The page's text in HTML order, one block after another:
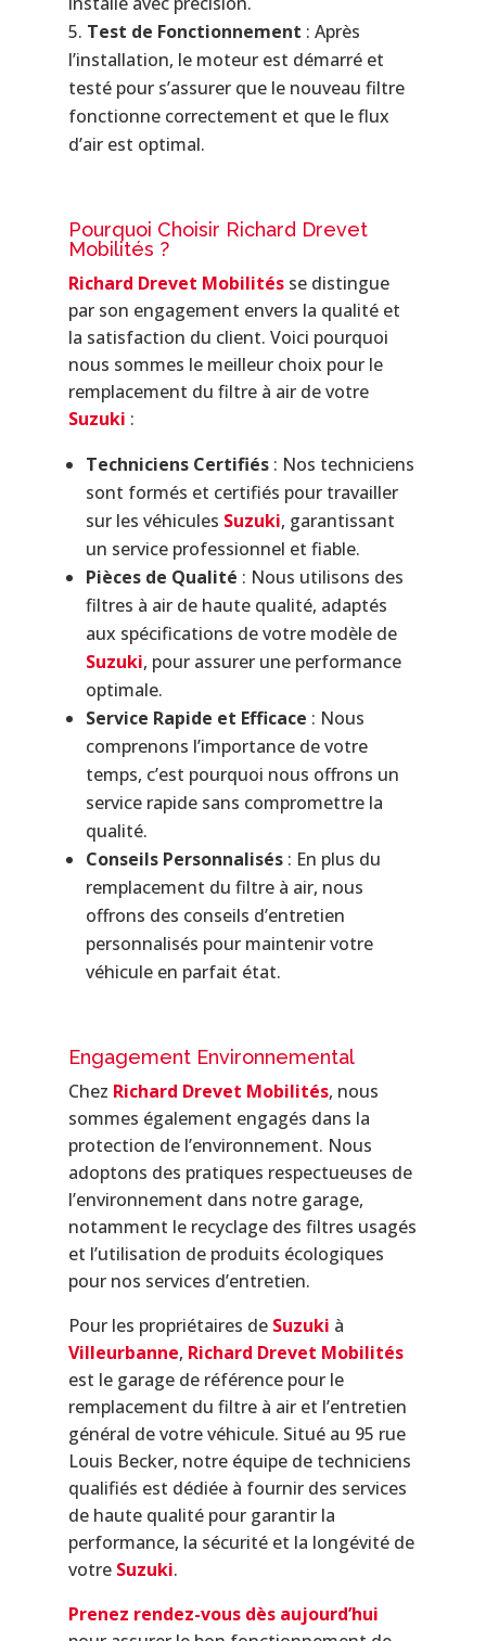
Test de Fonctionnement : Après
l’installation, le moteur est démarré et
testé pour s’assurer que le nouveau filtre
fonctionne correctement et que le flux
d’air est optimal.
Pourquoi Choisir Richard Drevet
Mobilités ?
Richard Drevet Mobilitésse distingue
par son engagement envers la qualité et
la satisfaction du client. Voici pourquoi
nous sommes le meilleur choix pour le
remplacement du filtre à air de votre
Suzuki :
Techniciens Certifiés: Nos techniciens
sont formés et certifiés pour travailler
sur les véhicules Suzuki, garantissant
un service professionnel et fiable.
Pièces de Qualité : Nous utilisons des
filtres à air de haute qualité, adaptés
aux spécifications de votre modèle de
Suzuki, pour assurer une performance
optimale.
Service Rapide et Efficace : Nous
comprenons l’importance de votre
temps, c’est pourquoi nous offrons un
service rapide sans compromettre la
qualité.
Conseils Personnalisés: En plus du
remplacement du filtre à air, nous
offrons des conseils d’entretien
personnalisés pour maintenir votre
véhicule en parfait état.
Engagement Environnemental
Chez Richard Drevet Mobilités, nous
sommes également engagés dans la
protection de l’environnement. Nous
adoptons des pratiques respectueuses de
l’environnement dans notre garage,
notamment le recyclage des filtres usagés
et l’utilisation de produits écologiques
pour nos services d’entretien.
Pour les propriétaires de Suzuki à
Villeurbanne, Richard Drevet Mobilités
est le garage de référence pour le
remplacement du filtre à air et l’entretien
général de votre véhicule. Situé au 95 rue
Louis Becker, notre équipe de techniciens
qualifiés est dédiée à fournir des services
de haute qualité pour garantir la
performance, la sécurité et la longévité de
votre Suzuki.
Prenez rendez-vous dès aujourd’hui